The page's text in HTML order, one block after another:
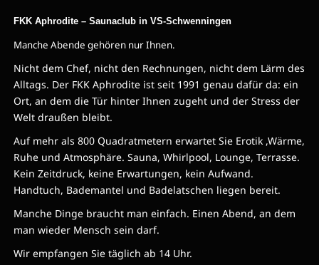
FKK Aphrodite – Saunaclub in VS-Schwenningen
Manche Abende gehören nur Ihnen.
Nicht dem Chef, nicht den Rechnungen, nicht dem Lärm des
Alltags. Der FKK Aphrodite ist seit 1991 genau dafür da: ein
Ort, an dem die Tür hinter Ihnen zugeht und der Stress der
Welt draußen bleibt.
Auf mehr als 800 Quadratmetern erwartet Sie Erotik ,Wärme,
Ruhe und Atmosphäre. Sauna, Whirlpool, Lounge, Terrasse.
Kein Zeitdruck, keine Erwartungen, kein Aufwand.
Handtuch, Bademantel und Badelatschen liegen bereit.
Manche Dinge braucht man einfach. Einen Abend, an dem
man wieder Mensch sein darf.
Wir empfangen Sie täglich ab 14 Uhr.